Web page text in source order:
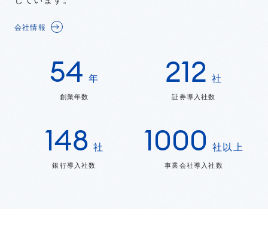
会社情報
54 年
創業年数
212 社
証券導入社数
148 社
銀行導入社数
1000 社以上
事業会社導入社数